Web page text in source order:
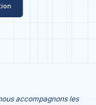
accompagnons les